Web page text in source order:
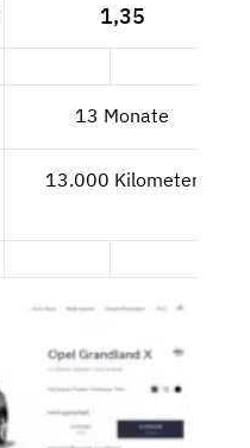
1,35
13 Monate
13.000 Kilometer